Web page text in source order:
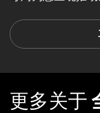
更多关于